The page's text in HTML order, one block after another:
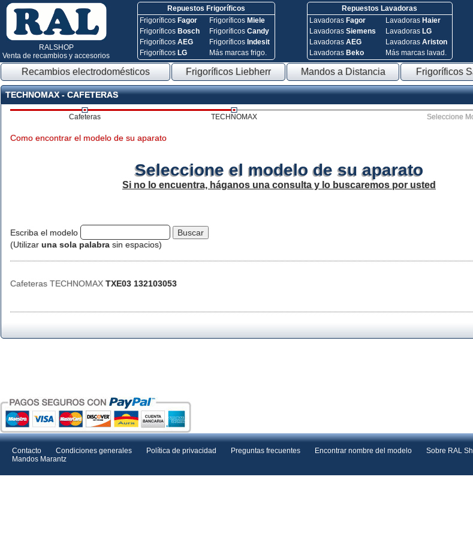
RALSHOP
Venta de recambios y accesorios
Repuestos Frigoríficos
Frigoríficos Fagor
Frigoríficos Bosch
FrigoríficosAEG
Frigoríficos LG
Frigoríficos Miele
FrigoríficosCandy
Frigoríficos Indesit
Más marcas frigo.
Repuestos Lavadoras
Lavadoras Fagor
Lavadoras Siemens
Lavadoras AEG
Lavadoras Beko
Lavadoras Haier
Lavadoras LG
Lavadoras Ariston
Más marcas lavad.
Recambios electrodomésticos Frigoríficos Liebherr Mandos a Distancia Frigoríficos
TECHNOMAX - CAFETERAS
Cafeteras TECHNOMAX Seleccione
Como encontrar el modelo de su aparato
Seleccione el modelo de su aparato
Si no lo encuentra, háganos una consulta y lo buscaremos por usted
Escriba el modelo
(Utilizar una sola palabra sin espacios)
Cafeteras TECHNOMAX TXE03 132103053
Contacto Condiciones generales Política de privacidad Preguntas frecuentes Encontrar nombre del modelo Sobre RAL
Mandos Marantz